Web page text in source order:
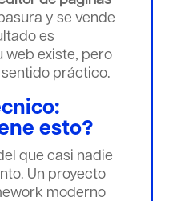
y se vende
es
web existe, pero
sentido práctico.
esto?
que casi nadie
Un proyecto
moderno